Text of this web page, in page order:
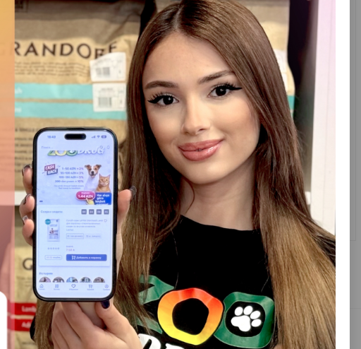
(0 Rəylər)
Çəki Qiymət
Almaq
1 ədəd
12.00
(0 Rəylər)
Qiymət
1 ədəd
16.00 Anbarda
Yoxdur